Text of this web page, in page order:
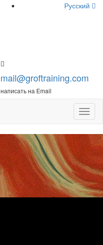
Русский
mail@groftraining.com
написать на Email
меню